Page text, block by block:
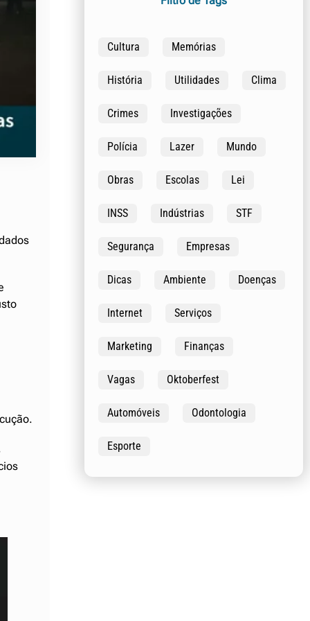
Cultura Memórias
História Utilidades Clima
Crimes Investigações
Polícia Lazer Mundo
Obras Escolas Lei
INSS Indústrias STF
Segurança Empresas
Dicas Ambiente Doenças
Internet Serviços
Marketing Finanças
Vagas Oktoberfest
Automóveis Odontologia
Esporte